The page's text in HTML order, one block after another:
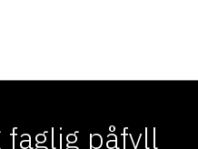
faglig påfyll